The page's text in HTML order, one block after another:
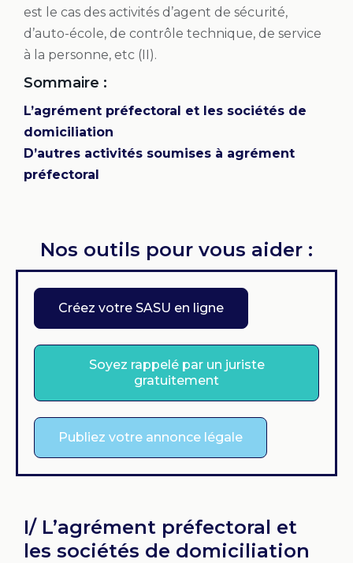
est le cas des activités d’agent de sécurité,
d’auto-école, de contrôle technique, de service
à la personne, etc (II).
Sommaire :
L’agrément préfectoral et les sociétés de
domiciliation
D’autres activités soumises à agrément
préfectoral
Nos outils pour vous aider :
Créez votre SASU en ligne
Soyez rappelé par un juriste
gratuitement
Publiez votre annonce légale
I/ L’agrément préfectoral et
les sociétés de domiciliation